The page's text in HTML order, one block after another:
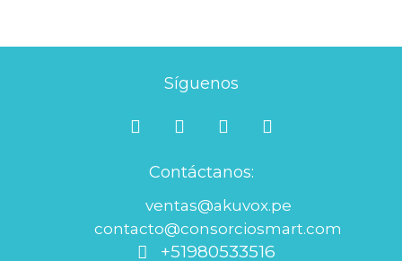
Síguenos
F
o
k
I
s
t
a
g
r
a
L
n
k
e
i
n
Y
u
b
e
Contáctanos:
ventas@akuvox.pe
contacto@consorciosmart.com
+51980533516